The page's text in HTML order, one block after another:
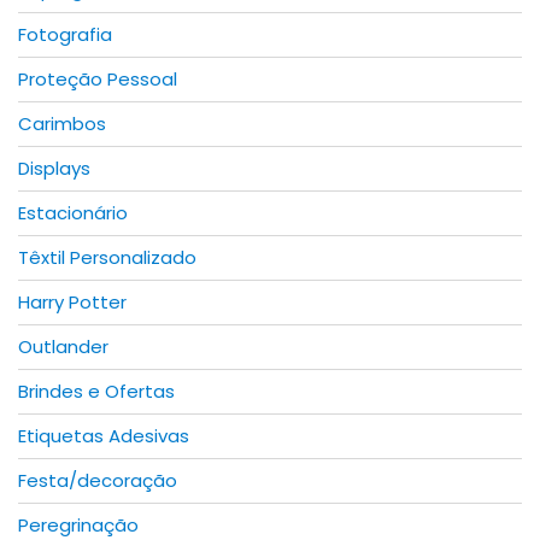
product
Fotografia
Proteção Pessoal
Carimbos
Displays
Estacionário
Têxtil Personalizado
Harry Potter
Outlander
Brindes e Ofertas
Etiquetas Adesivas
Festa/decoração
Peregrinação